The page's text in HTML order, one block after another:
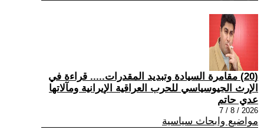
(20) مقامرة السيادة وتبديد المقدرات..... قراءة في
الإرث الجيوسياسي للحرب العراقية الإيرانية ومآلاتها
عدي حاتم
2026 / 8 / 7
مواضيع وابحاث سياسية